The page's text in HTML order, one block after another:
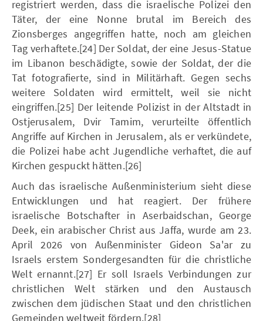
registriert werden, dass die israelische Polizei den
Täter, der eine Nonne brutal im Bereich des
Zionsberges angegriffen hatte, noch am gleichen
Tag verhaftete.[24] Der Soldat, der eine Jesus-Statue
im Libanon beschädigte, sowie der Soldat, der die
Tat fotografierte, sind in Militärhaft. Gegen sechs
weitere Soldaten wird ermittelt, weil sie nicht
eingriffen.[25] Der leitende Polizist in der Altstadt in
Ostjerusalem, Dvir Tamim, verurteilte öffentlich
Angriffe auf Kirchen in Jerusalem, als er verkündete,
die Polizei habe acht Jugendliche verhaftet, die auf
Kirchen gespuckt hätten.[26]
Auch das israelische Außenministerium sieht diese
Entwicklungen und hat reagiert. Der frühere
israelische Botschafter in Aserbaidschan, George
Deek, ein arabischer Christ aus Jaffa, wurde am 23.
April 2026 von Außenminister Gideon Sa'ar zu
Israels erstem Sondergesandten für die christliche
Welt ernannt.[27] Er soll Israels Verbindungen zur
christlichen Welt stärken und den Austausch
zwischen dem jüdischen Staat und den christlichen
Gemeinden weltweit fördern.[28]